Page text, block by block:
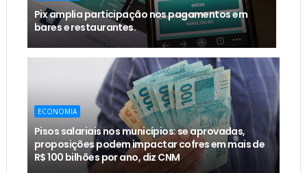
Pix amplia participação nos pagamentos em
bares e restaurantes.
ECONOMIA
Pisos salariais nos municípios: se aprovadas,
proposições podem impactar cofres em mais de
R$ 100 bilhões por ano, diz CNM